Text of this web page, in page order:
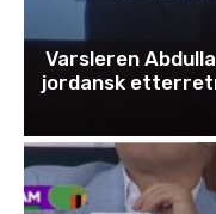
Varsleren
jordansk